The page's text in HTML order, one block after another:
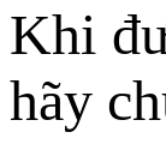
Khi
hãy